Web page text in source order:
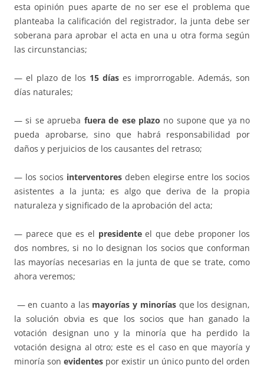
esta opinión pues aparte de no ser ese el problema que
planteaba la calificación del registrador, la junta debe ser
soberana para aprobar el acta en una u otra forma según
las circunstancias;
— el plazo de los 15 días es improrrogable. Además, son
días naturales;
— si se aprueba fuera de ese plazo no supone que ya no
pueda aprobarse, sino que habrá responsabilidad por
daños y perjuicios de los causantes del retraso;
— los socios interventores deben elegirse entre los socios
asistentes a la junta; es algo que deriva de la propia
naturaleza y significado de la aprobación del acta;
— parece que es el presidenteel que debe proponer los
dos nombres, si no lo designan los socios que conforman
las mayorías necesarias en la junta de que se trate, como
ahora veremos;
— en cuanto a las mayorías y minoríasque los designan,
la solución obvia es que los socios que han ganado la
votación designan uno y la minoría que ha perdido la
votación designa al otro; este es el caso en que mayoría y
minoría sonevidentes por existir un único punto del orden